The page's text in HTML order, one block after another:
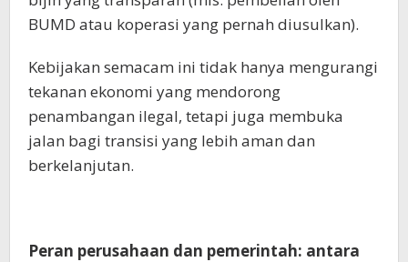
BUMD atau koperasi yang pernah diusulkan).
Kebijakan semacam ini tidak hanya mengurangi
tekanan ekonomi yang mendorong
penambangan ilegal, tetapi juga membuka
jalan bagi transisi yang lebih aman dan
berkelanjutan.
Peran perusahaan dan pemerintah: antara